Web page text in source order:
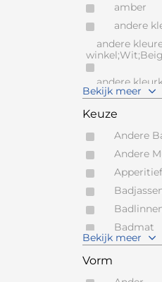
CAPO
CARTEL
COESEL
CONTUR
CREST
DARK AT
DE SEDE
DE
DENOLF
DIADESI
DORMO
amber
andere
andere
andere
Antraciet
Camel
Caramel
Crème
Bekijk meer
Keuze
Andere
Andere
Apperitief
Badmat
Bekijk meer
Vorm